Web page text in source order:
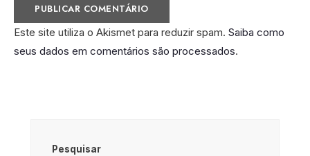
Este site utiliza o Akismet para reduzir spam. Saiba como
seus dados em comentários são processados.
Pesquisar